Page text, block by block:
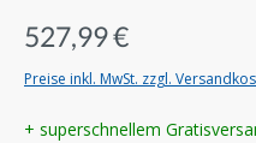
527,99 €
Preise inkl. MwSt. zzgl.
+ superschnellem